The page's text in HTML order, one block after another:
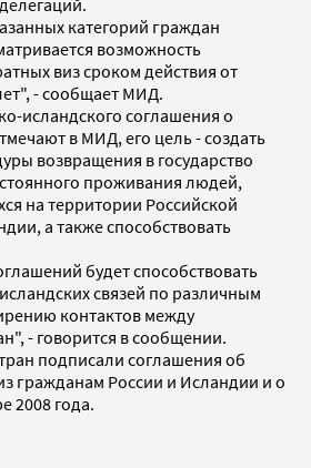
категорий граждан
возможность
виз сроком действия от
- сообщает МИД.
исландского соглашения о
в МИД, его цель - создать
возвращения в государство
проживания людей,
на территории Российской
а также способствовать
будет способствовать
связей по различным
контактов между
- говорится в сообщении.
подписали соглашения об
гражданам России и Исландии и о
2008 года.